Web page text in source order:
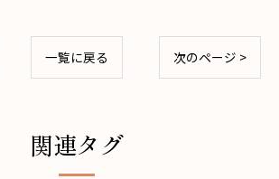
一覧に戻る 次のページ >
関連タグ